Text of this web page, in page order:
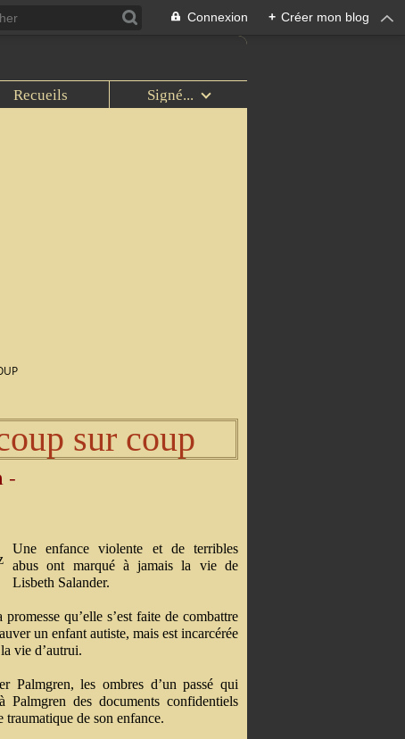
Connexion + Créer mon blog
Recueils Signé...
sur coup
-
Une enfance violente et de terribles
abus ont marqué à jamais la vie de
Lisbeth Salander.
qu’elle s’est faite de combattre
un enfant autiste, mais est incarcérée
vie d’autrui.
Palmgren, les ombres d’un passé qui
des documents confidentiels
traumatique de son enfance.